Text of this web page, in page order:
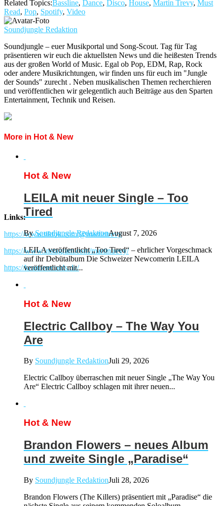
Links:
https://www.tiktok.com/@martintrevy
https://www.instagram.com/martintrevy/
https://kontorrecords.de/
Related Topics:Bassline, Dance, Disco, House, Martin Trevy, Must
Read, Pop, Spotify, Video
Soundjungle Redaktion
Soundjungle – euer Musikportal und Song-Scout. Tag für Tag
präsentieren wir euch die aktuellsten News und die heißesten Trends
aus der großen World of Music. Egal ob Pop, EDM, Rap, Rock
oder andere Musikrichtungen, wir finden uns für euch im "Jungle
der Sounds" zurecht . Neben musikalischen Themen recherchieren
und veröffentlichen wir gelegentlich auch Beiträge aus den Sparten
Entertainment, Technik und Reisen.
More in Hot & New
Hot & New
LEILA mit neuer Single – Too
Tired
BySoundjungle RedaktionAugust 7, 2026
LEILA veröffentlicht „Too Tired“ – ehrlicher Vorgeschmack
auf ihr Debütalbum Die Schweizer Newcomerin LEILA
veröffentlicht mit...
Hot & New
Electric Callboy – The Way You
Are
By Soundjungle RedaktionJuli 29, 2026
Electric Callboy überraschen mit neuer Single „The Way You
Are“ Electric Callboy schlagen mit ihrer neuen...
Hot & New
Brandon Flowers – neues Album
und zweite Single „Paradise“
By Soundjungle RedaktionJuli 28, 2026
Brandon Flowers (The Killers) präsentiert mit „Paradise“ die